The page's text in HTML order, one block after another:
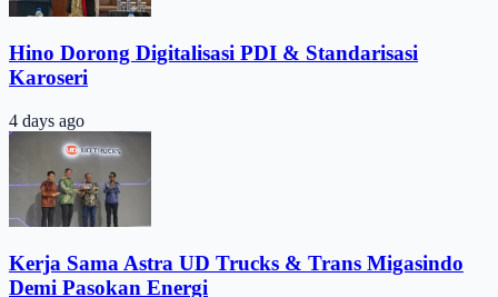
Hino Dorong Digitalisasi PDI & Standarisasi
Karoseri
4 days ago
Kerja Sama Astra UD Trucks & Trans Migasindo
Demi Pasokan Energi